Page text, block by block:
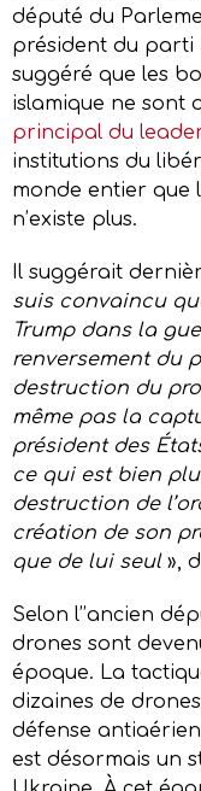
député du
président du parti
suggéré que les
islamique ne sont
principal du
institutions du
monde entier que
n’existe plus.
Il suggérait
suis convaincu
Trump dans la
renversement du
destruction du
même pas la
président des
ce qui est bien
destruction de
création de son
que de lui seul»,
Selon l’’ancien
drones sont
époque. La
dizaines de
défense
est désormais un